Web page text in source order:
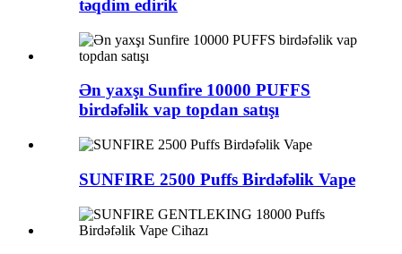
təqdim edirik
Ən yaxşı Sunfire 10000 PUFFS
birdəfəlik vap topdan satışı
SUNFIRE 2500 Puffs Birdəfəlik Vape